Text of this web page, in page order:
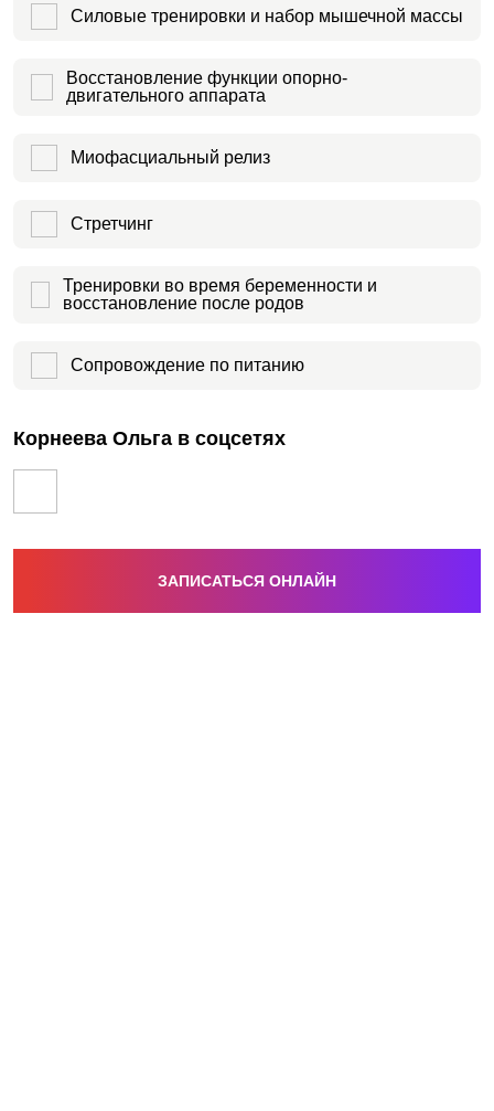
Силовые тренировки и набор мышечной массы
Восстановление функции опорно-
двигательного аппарата
Миофасциальный релиз
Стретчинг
Тренировки во время беременности и
восстановление после родов
Сопровождение по питанию
Корнеева Ольга в соцсетях
ЗАПИСАТЬСЯ ОНЛАЙН